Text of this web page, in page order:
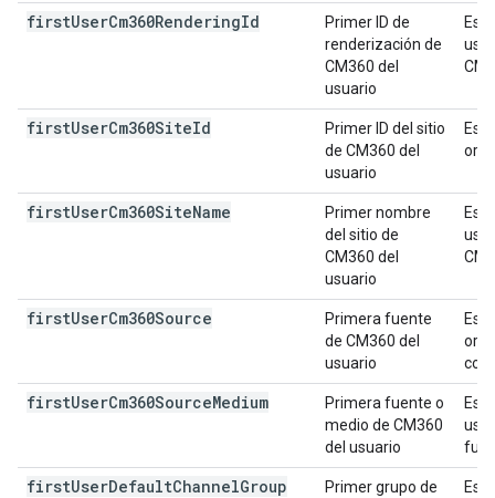
firstUserCm360RenderingId
Primer ID de
renderización de
CM360 del
usuario
Es
firstUserCm360SiteId
Primer ID del sitio
de CM360 del
usuario
Es
firstUserCm360SiteName
Primer nombre
del sitio de
CM360 del
usuario
Es
firstUserCm360Source
Primera fuente
de CM360 del
usuario
Es
firstUserCm360SourceMedium
Primera fuente o
medio de CM360
del usuario
Es
firstUserDefaultChannelGroup
Primer grupo de
Es